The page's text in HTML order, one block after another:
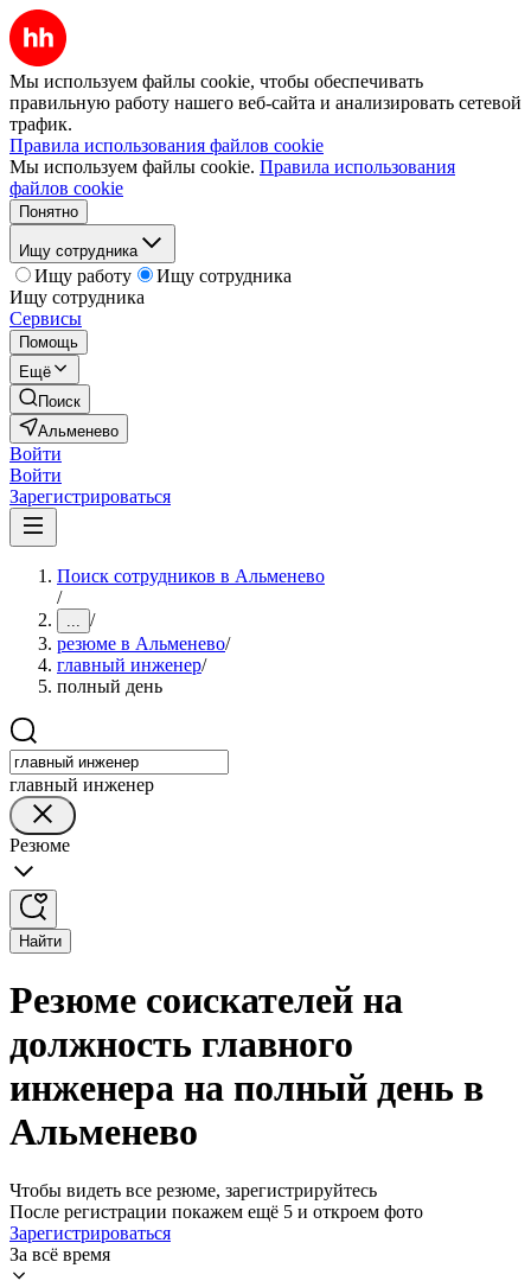
Мы используем файлы cookie, чтобы обеспечивать
правильную работу нашего веб-сайта и анализировать сетевой
трафик.
Правила использования файлов cookie
Мы используем файлы cookie. Правила использования
файлов cookie
Понятно
Ищу сотрудника
Ищу работу
Ищу сотрудника
Ищу сотрудника
Сервисы
Помощь
Ещё
Поиск
Альменево
Войти
Войти
Зарегистрироваться
Поиск сотрудников в Альменево
/
... /
резюме в Альменево/
главный инженер/
полный день
главный инженер
Резюме
Найти
Резюме соискателей на
должность главного
инженера на полный день в
Альменево
Чтобы видеть все резюме, зарегистрируйтесь
После регистрации покажем ещё 5 и откроем фото
Зарегистрироваться
За всё время